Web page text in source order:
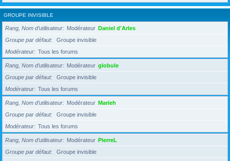
GROUPE INVISIBLE
Rang, Nom d’utilisateur Modérateur Daniel d'Arles
Groupe par défaut
Groupe invisible
Modérateur
Tous les forums
Rang, Nom d’utilisateur Modérateur globule
Groupe par défaut
Groupe invisible
Modérateur
Tous les forums
Rang, Nom d’utilisateur Modérateur Marieh
Groupe par défaut
Groupe invisible
Modérateur
Tous les forums
Rang, Nom d’utilisateur Modérateur PierreL
Groupe par défaut
Groupe invisible